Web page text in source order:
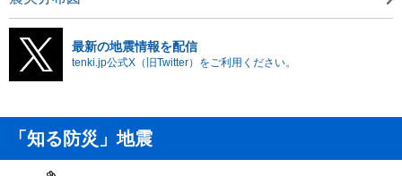
最新の地震情報を配信
tenki.jp公式X（旧Twitter）をご利用ください。
「知る防災」地震